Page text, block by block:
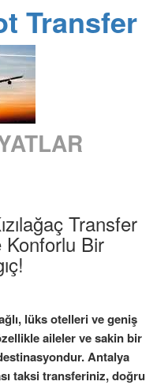
Transfer
Transfer
Konforlu Bir
lüks otelleri ve geniş
aileler ve sakin bir
Antalya
taksi transferiniz, doğru